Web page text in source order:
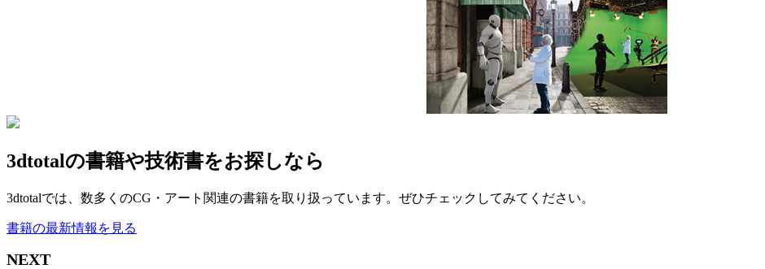
3dtotalの書籍や技術書をお探しなら
3dtotalでは、数多くのCG・アート関連の書籍を取り扱っています。ぜひチェックしてみてください。
書籍の最新情報を見る
NEXT